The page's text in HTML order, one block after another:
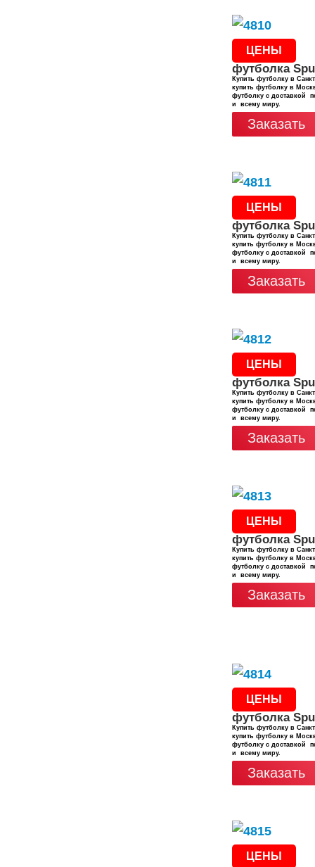
ЦЕНЫ
футболка
Купить футболку в
купить футболку в
футболку с доставкой
и всему миру.
Заказать
ЦЕНЫ
футболка
Купить футболку в
купить футболку в
футболку с доставкой
и всему миру.
Заказать
ЦЕНЫ
футболка
Купить футболку в
купить футболку в
футболку с доставкой
и всему миру.
Заказать
ЦЕНЫ
футболка
Купить футболку в
купить футболку в
футболку с доставкой
и всему миру.
Заказать
ЦЕНЫ
футболка
Купить футболку в
купить футболку в
футболку с доставкой
и всему миру.
Заказать
ЦЕНЫ